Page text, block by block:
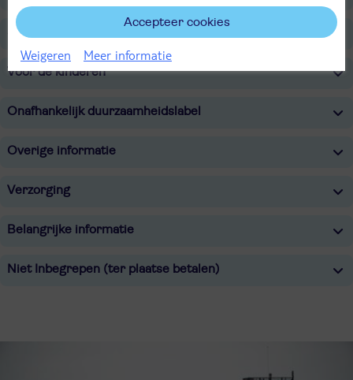
Sport & Activiteiten
Voor de kinderen
Onafhankelijk duurzaamheidslabel
Overige informatie
Verzorging
Belangrijke informatie
Niet Inbegrepen (ter plaatse betalen)
Accepteer cookies
Weigeren Meer informatie